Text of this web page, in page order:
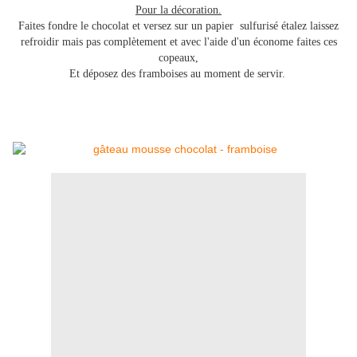
Pour la décoration.
Faites fondre le chocolat et versez sur un papier sulfurisé étalez laissez
refroidir mais pas complètement et avec l'aide d'un économe faites ces
copeaux,
Et déposez des framboises au moment de servir.